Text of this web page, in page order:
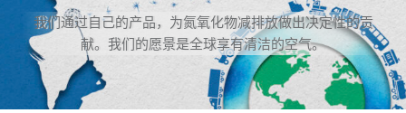
我们通过自己的产品，为氮氧化物减排放做出决定性的贡
献。我们的愿景是全球享有清洁的空气。